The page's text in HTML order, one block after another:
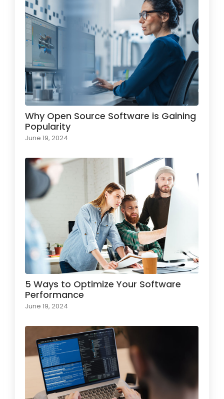
Why Open Source Software is Gaining
Popularity
June 19, 2024
5 Ways to Optimize Your Software
Performance
June 19, 2024